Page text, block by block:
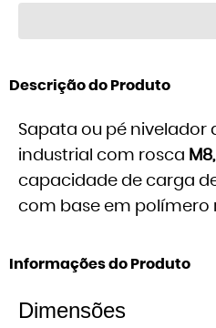
Descrição do Produto
Sapata ou pé nivelador
industrial com rosca
capacidade de carga
com base em polímero
Informações do Produto
Dimensões